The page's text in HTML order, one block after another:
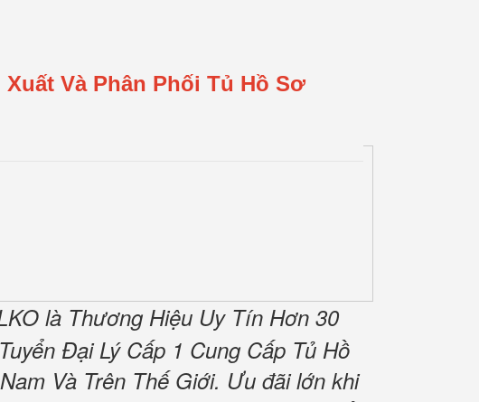
Xuất Và Phân Phối Tủ Hồ Sơ
là Thương Hiệu Uy Tín Hơn 30
Đại Lý Cấp 1 Cung Cấp Tủ Hồ
Và Trên Thế Giới. Ưu đãi lớn khi